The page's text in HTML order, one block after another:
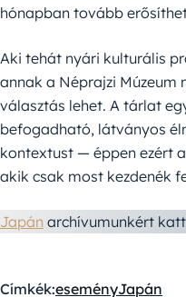
hónapban tovább
Aki tehát nyári kulturális
annak a Néprajzi
választás lehet. A tárlat
befogadható, látványos
kontextust — éppen ezért
akik csak most kezdenék
Japán archívumunkért
Címkék:eseményJapán